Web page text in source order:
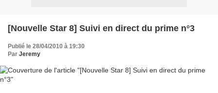
[Nouvelle Star 8] Suivi en direct du prime n°3
Publié le 28/04/2010 à 19:30
Par Jeremy